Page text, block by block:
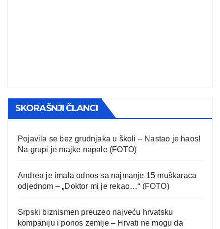
SKORAŠNJI ČLANCI
Pojavila se bez grudnjaka u školi – Nastao je haos!
Na grupi je majke napale (FOTO)
Andrea je imala odnos sa najmanje 15 muškaraca
odjednom – „Doktor mi je rekao…“ (FOTO)
Srpski biznismen preuzeo najveću hrvatsku
kompaniju i ponos zemlje – Hrvati ne mogu da